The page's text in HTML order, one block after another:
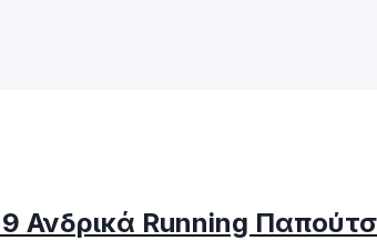
Ανδρικά Running